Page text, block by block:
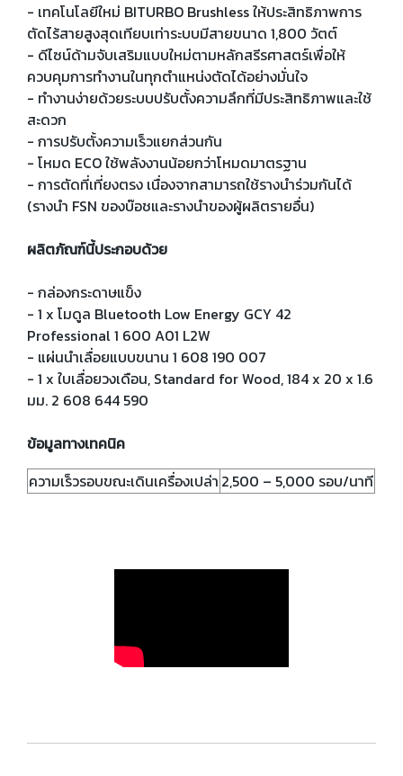
- เทคโนโลยีใหม่ BITURBO Brushless ให้ประสิทธิภาพการ
ตัดไร้สายสูงสุดเทียบเท่าระบบมีสายขนาด 1,800 วัตต์
- ดีไซน์ด้ามจับเสริมแบบใหม่ตามหลักสรีรศาสตร์เพื่อให้
ควบคุมการทำงานในทุกตำแหน่งตัดได้อย่างมั่นใจ
- ทำงานง่ายด้วยระบบปรับตั้งความลึกที่มีประสิทธิภาพและใช้
สะดวก
- การปรับตั้งความเร็วแยกส่วนกัน
- โหมด ECO ใช้พลังงานน้อยกว่าโหมดมาตรฐาน
- การตัดที่เที่ยงตรง เนื่องจากสามารถใช้รางนำร่วมกันได้
(รางนำ FSN ของบ๊อชและรางนำของผู้ผลิตรายอื่น)
ผลิตภัณฑ์นี้ประกอบด้วย
- กล่องกระดาษแข็ง
- 1 x โมดูล Bluetooth Low Energy GCY 42
Professional 1 600 A01 L2W
- แผ่นนำเลื่อยแบบขนาน 1 608 190 007
- 1 x ใบเลื่อยวงเดือน, Standard for Wood, 184 x 20 x 1.6
มม. 2 608 644 590
ข้อมูลทางเทคนิค
ความเร็วรอบขณะเดินเครื่องเปล่า 2,500 – 5,000 รอบ/นาที